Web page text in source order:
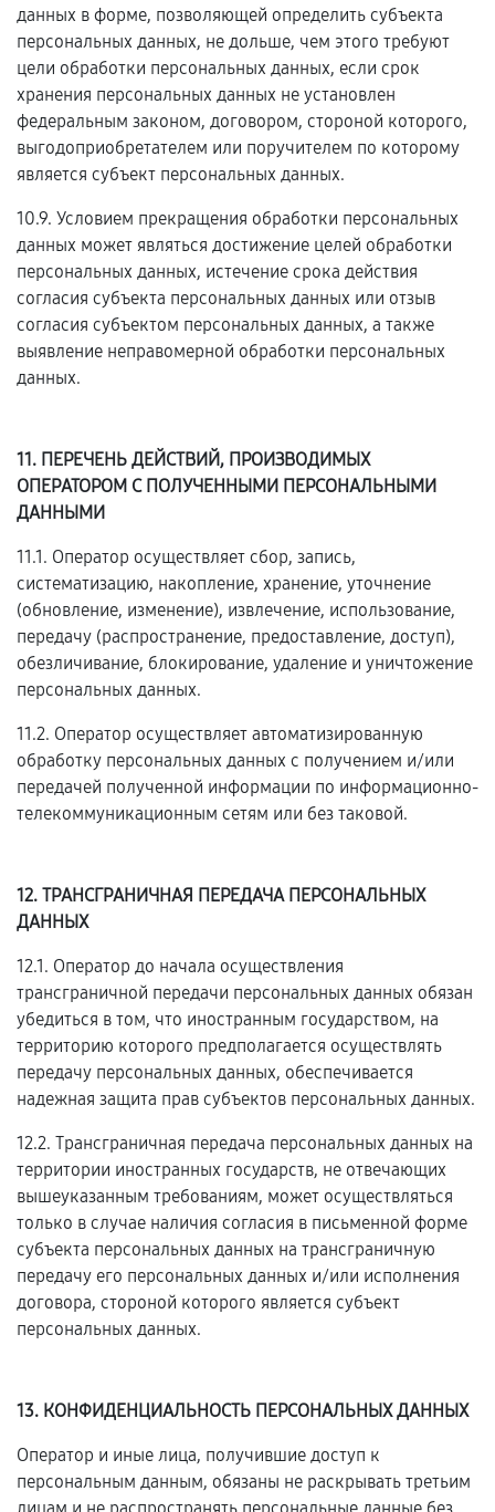
данных в форме, позволяющей определить субъекта
персональных данных, не дольше, чем этого требуют
цели обработки персональных данных, если срок
хранения персональных данных не установлен
федеральным законом, договором, стороной которого,
выгодоприобретателем или поручителем по которому
является субъект персональных данных.
10.9. Условием прекращения обработки персональных
данных может являться достижение целей обработки
персональных данных, истечение срока действия
согласия субъекта персональных данных или отзыв
согласия субъектом персональных данных, а также
выявление неправомерной обработки персональных
данных.
11. ПЕРЕЧЕНЬ ДЕЙСТВИЙ, ПРОИЗВОДИМЫХ
ОПЕРАТОРОМ С ПОЛУЧЕННЫМИ ПЕРСОНАЛЬНЫМИ
ДАННЫМИ
11.1. Оператор осуществляет сбор, запись,
систематизацию, накопление, хранение, уточнение
(обновление, изменение), извлечение, использование,
передачу (распространение, предоставление, доступ),
обезличивание, блокирование, удаление и уничтожение
персональных данных.
11.2. Оператор осуществляет автоматизированную
обработку персональных данных с получением и/или
передачей полученной информации по информационно-
телекоммуникационным сетям или без таковой.
12. ТРАНСГРАНИЧНАЯ ПЕРЕДАЧА ПЕРСОНАЛЬНЫХ
ДАННЫХ
12.1. Оператор до начала осуществления
трансграничной передачи персональных данных обязан
убедиться в том, что иностранным государством, на
территорию которого предполагается осуществлять
передачу персональных данных, обеспечивается
надежная защита прав субъектов персональных данных.
12.2. Трансграничная передача персональных данных на
территории иностранных государств, не отвечающих
вышеуказанным требованиям, может осуществляться
только в случае наличия согласия в письменной форме
субъекта персональных данных на трансграничную
передачу его персональных данных и/или исполнения
договора, стороной которого является субъект
персональных данных.
13. КОНФИДЕНЦИАЛЬНОСТЬ ПЕРСОНАЛЬНЫХ ДАННЫХ
Оператор и иные лица, получившие доступ к
персональным данным, обязаны не раскрывать третьим